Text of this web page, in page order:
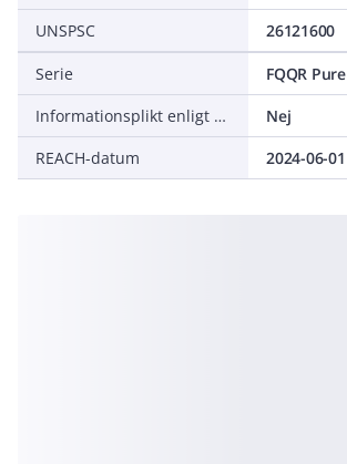
UNSPSC
26121600
Serie
FQQR Pure
Informationsplikt enligt REACH
Nej
REACH-datum
2024-06-01